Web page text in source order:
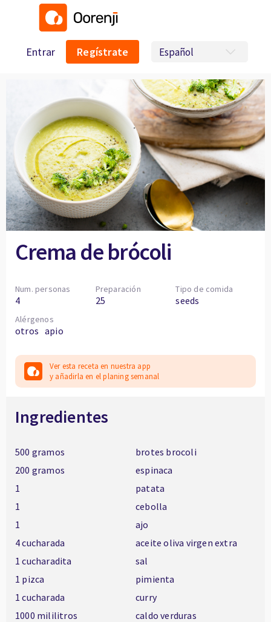
Entrar Regístrate
Crema de brócoli
Num. personas
4
Preparación
25
Tipo de comida
seeds
Alérgenos
otros apio
Ver esta receta en nuestra app
y añadirla en el planing semanal
Ingredientes
500 gramos
brotes brocoli
200 gramos
espinaca
1
patata
1
cebolla
1
ajo
4 cucharada
aceite oliva virgen extra
1 cucharadita
sal
1 pizca
pimienta
1 cucharada
curry
1000 mililitros
caldo verduras